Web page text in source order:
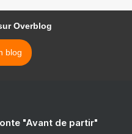
Overblog
blog
"Avant de partir"